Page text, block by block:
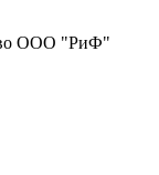
ООО "РиФ"